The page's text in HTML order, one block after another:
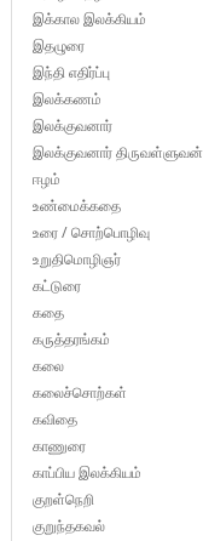
இக்கால இலக்கியம்
இதழுரை
இந்தி எதிர்ப்பு
இலக்கணம்
இலக்குவனார்
இலக்குவனார் திருவள்ளுவன்
ஈழம்
உண்மைக்கதை
உரை / சொற்பொழிவு
உறுதிமொழிஞர்
கட்டுரை
கதை
கருத்தரங்கம்
கலை
கலைச்சொற்கள்
கவிதை
காணுரை
காப்பிய இலக்கியம்
குறள்நெறி
குறுந்தகவல்